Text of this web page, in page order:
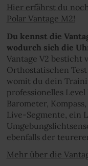
Hier erfährst du
Polar Vantage M2!
Du kennst die
wodurch sich die
Vantage V2 besticht
Orthostatischen
womit du dein
professionelles
Barometer,
Live-Segmente, ein
ebenfalls der
Mehr über die